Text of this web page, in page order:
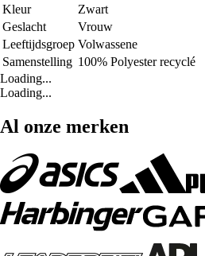
Kleur
Zwart
Geslacht
Vrouw
Leeftijdsgroep Volwassene
Samenstelling 100% Polyester recyclé
Loading...
Loading...
Al onze merken